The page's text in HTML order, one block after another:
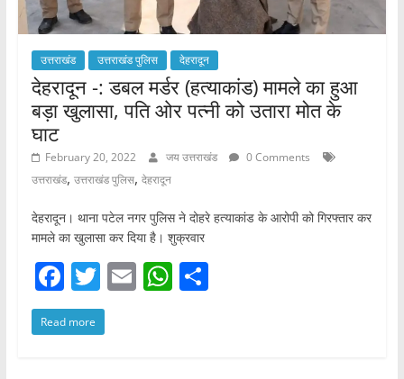
उत्तराखंड उत्तराखंड पुलिस देहरादून
देहरादून -: डबल मर्डर (हत्याकांड) मामले का हुआ
बड़ा खुलासा, पति ओर पत्नी को उतारा मोत के
घाट
February 20, 2022 जय उत्तराखंड
0 Comments
उत्तराखंड, उत्तराखंड पुलिस, देहरादून
देहरादून। थाना पटेल नगर पुलिस ने दोहरे हत्याकांड के आरोपी को गिरफ्तार कर
मामले का खुलासा कर दिया है। शुक्रवार
F
a
c
T
w
itt
E W S
Read more